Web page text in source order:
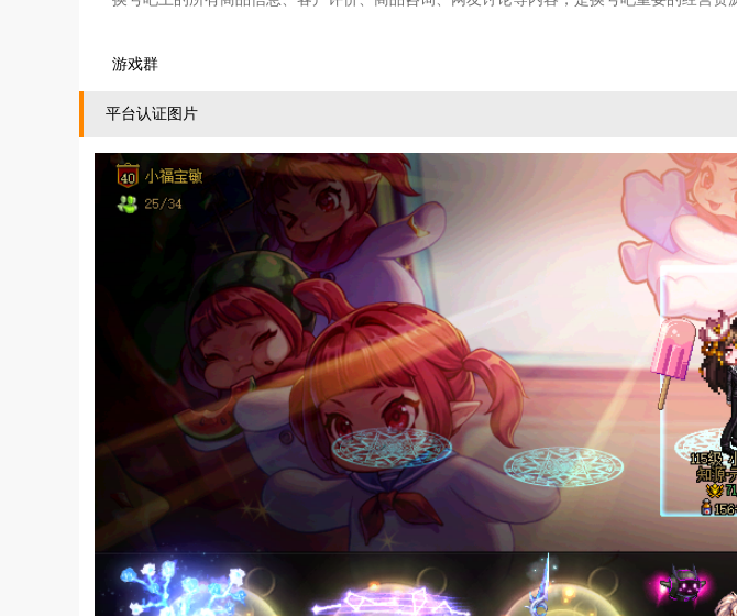
游戏群
平台认证图片